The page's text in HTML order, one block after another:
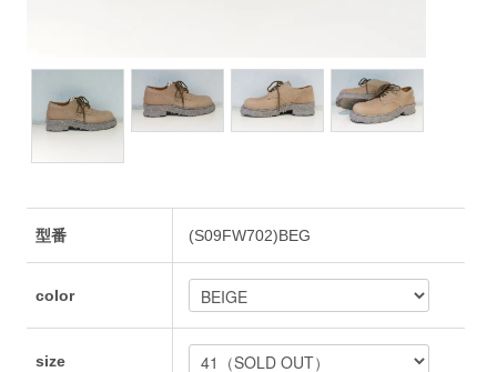
型番 (S09FW702)BEG
color
size